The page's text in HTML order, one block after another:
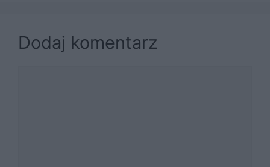
Dodaj komentarz